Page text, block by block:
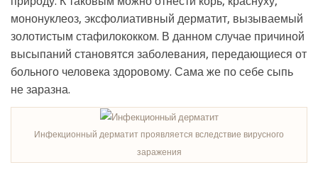
мононуклеоз, эксфолиативный дерматит, вызываемый
золотистым стафилококком. В данном случае причиной
высыпаний становятся заболевания, передающиеся от
больного человека здоровому. Сама же по себе сыпь
не заразна.
Инфекционный дерматит проявляется вследствие вирусного
заражения